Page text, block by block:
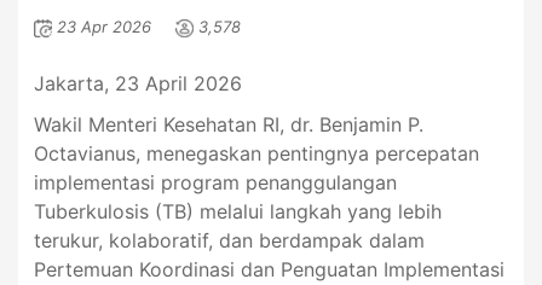
23 Apr 2026 3,578
Jakarta, 23 April 2026
Wakil Menteri Kesehatan RI, dr. Benjamin P.
Octavianus, menegaskan pentingnya percepatan
implementasi program penanggulangan
Tuberkulosis (TB) melalui langkah yang lebih
terukur, kolaboratif, dan berdampak dalam
Pertemuan Koordinasi dan Penguatan Implementasi